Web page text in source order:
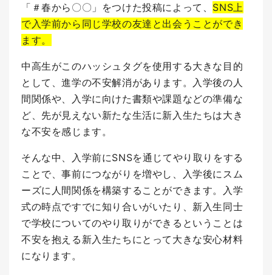
「＃春から〇〇」をつけた投稿によって、 SNS上
で入学前から同じ学校の友達と出会うことができ
ます。
中高生がこのハッシュタグを使用する大きな目的
として、進学の不安解消があります。
入学後の人
間関係や、入学に向けた書類や課題などの準備な
ど、先が見えない新たな生活に新入生たちは大き
な不安を感じます。
そんな中、入学前にSNSを通じてやり取りをする
ことで、事前につながりを増やし、入学後にスム
ーズに人間関係を構築することができます。
入学
式の時点ですでに知り合いがいたり、新入生同士
で学校についてのやり取りができるということは
不安を抱える新入生たちにとって大きな安心材料
になります。